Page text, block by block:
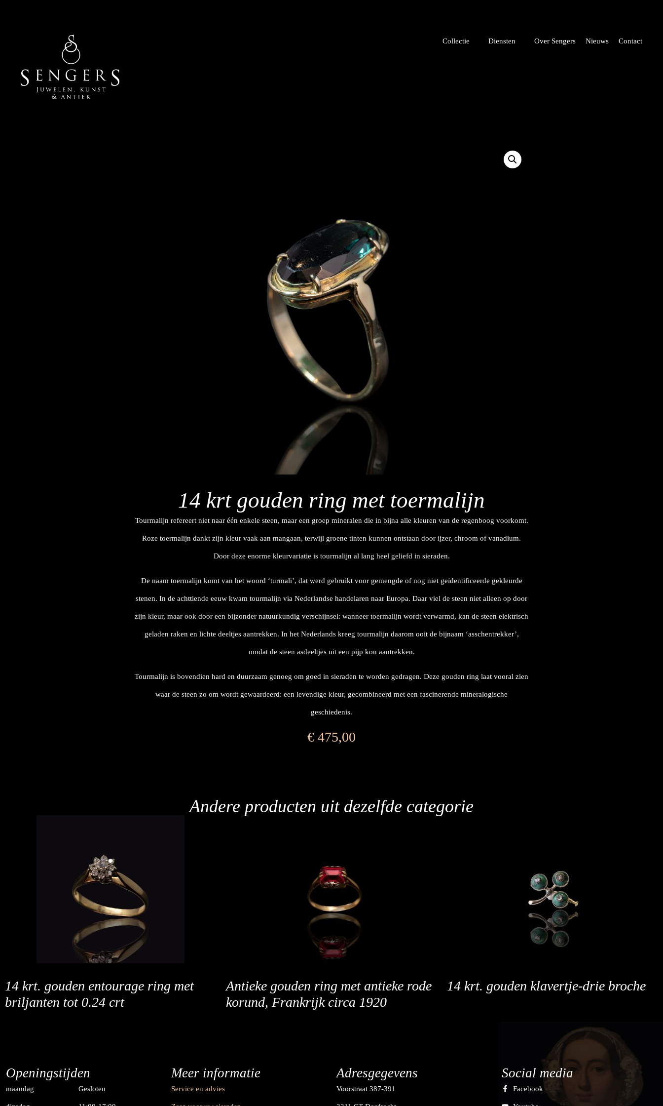
Collectie Diensten Over Sengers Nieuws Contact
14 krt gouden ring met toermalijn
Tourmalijn refereert niet naar één enkele steen, maar een groep mineralen die in bijna alle kleuren van de regenboog voorkomt.
Roze toermalijn dankt zijn kleur vaak aan mangaan, terwijl groene tinten kunnen ontstaan door ijzer, chroom of vanadium.
Door deze enorme kleurvariatie is tourmalijn al lang heel geliefd in sieraden.
De naam toermalijn komt van het woord ‘turmali’, dat werd gebruikt voor gemengde of nog niet geïdentificeerde gekleurde
stenen. In de achttiende eeuw kwam tourmalijn via Nederlandse handelaren naar Europa. Daar viel de steen niet alleen op door
zijn kleur, maar ook door een bijzonder natuurkundig verschijnsel: wanneer toermalijn wordt verwarmd, kan de steen elektrisch
geladen raken en lichte deeltjes aantrekken. In het Nederlands kreeg tourmalijn daarom ooit de bijnaam ‘asschentrekker’,
omdat de steen asdeeltjes uit een pijp kon aantrekken.
Tourmalijn is bovendien hard en duurzaam genoeg om goed in sieraden te worden gedragen. Deze gouden ring laat vooral zien
waar de steen zo om wordt gewaardeerd: een levendige kleur, gecombineerd met een fascinerende mineralogische
geschiedenis.
€ 475,00
Andere producten uit dezelfde categorie
14 krt. gouden entourage ring met
briljanten tot 0.24 crt
Antieke gouden ring met antieke rode
korund, Frankrijk circa 1920
14 krt. gouden klavertje-drie broche
Openingstijden
maandag Gesloten
Meer informatie
Service en advies
Adresgegevens
Voorstraat 387-391
Social media
Facebook